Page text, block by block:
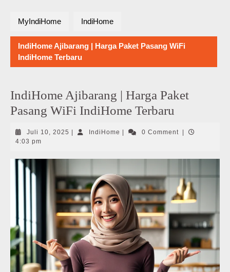
MyIndiHome IndiHome
IndiHome Ajibarang | Harga Paket Pasang WiFi
IndiHome Terbaru
IndiHome Ajibarang | Harga Paket
Pasang WiFi IndiHome Terbaru
Juli 10, 2025 Juli
IndiHome IndiHome0 Comment
4:03 pm